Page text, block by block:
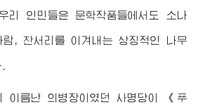
리 인민들은 문학작품들에서도 소나
, 찬서리를 이겨내는 상징적인 나무
이름난 의병장이였던 사명당이 《푸